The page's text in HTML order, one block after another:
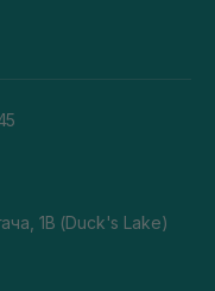
1В (Duck's Lake)